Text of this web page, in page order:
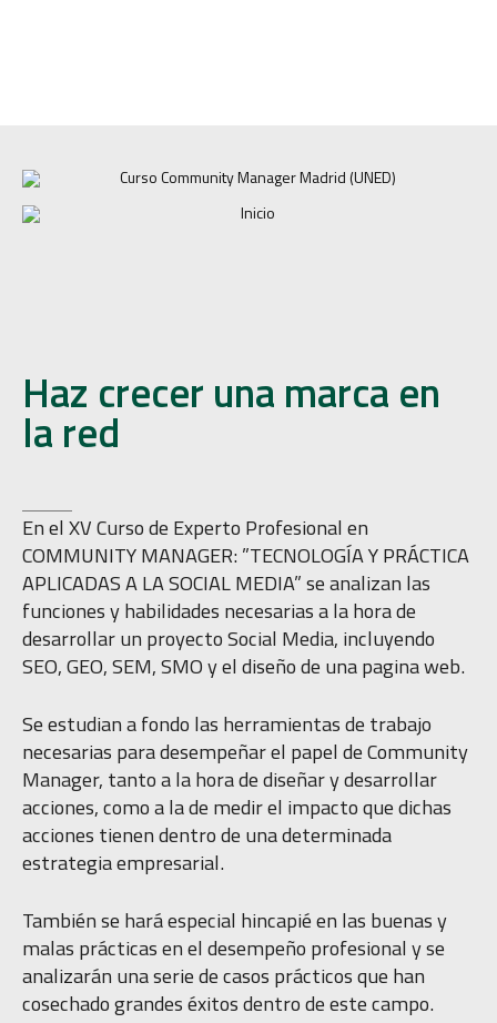
Haz crecer una marca en
la red
En el XV Curso de Experto Profesional en
COMMUNITY MANAGER: ”TECNOLOGÍA Y PRÁCTICA
APLICADAS A LA SOCIAL MEDIA” se analizan las
funciones y habilidades necesarias a la hora de
desarrollar un proyecto Social Media, incluyendo
SEO, GEO, SEM, SMO y el diseño de una pagina web.
Se estudian a fondo las herramientas de trabajo
necesarias para desempeñar el papel de Community
Manager, tanto a la hora de diseñar y desarrollar
acciones, como a la de medir el impacto que dichas
acciones tienen dentro de una determinada
estrategia empresarial.
También se hará especial hincapié en las buenas y
malas prácticas en el desempeño profesional y se
analizarán una serie de casos prácticos que han
cosechado grandes éxitos dentro de este campo.